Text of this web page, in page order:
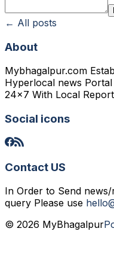
← All posts
About
Mybhagalpur.com
Hyperlocal news
24x7 With Local
Social icons
Contact US
In Order to Send
query Please use
© 2026 MyBhagalpur